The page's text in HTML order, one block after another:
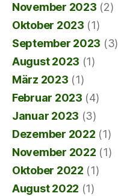
November 2023 (2)
Oktober 2023 (1)
September 2023 (3)
August 2023 (1)
März 2023 (1)
Februar 2023 (4)
Januar 2023 (3)
Dezember 2022 (1)
November 2022 (1)
Oktober 2022 (1)
August 2022 (1)